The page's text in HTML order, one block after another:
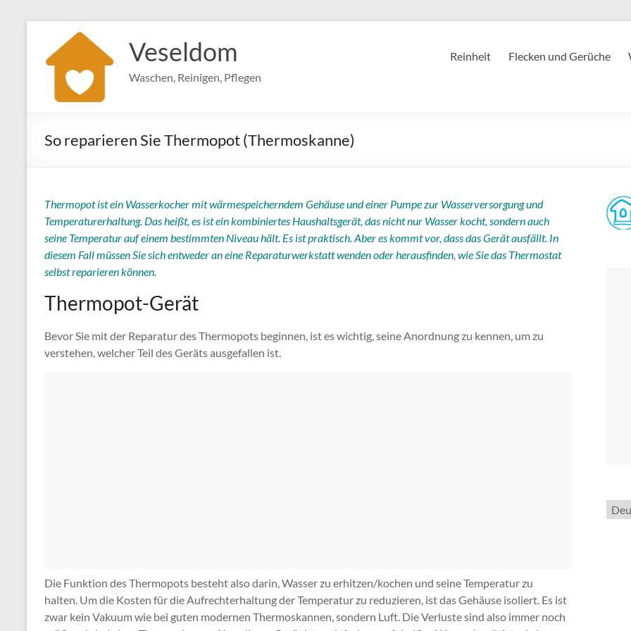
springen
Veseldom
Waschen, Reinigen, Pflegen
Reinheit Flecken und Gerüche
So reparieren Sie Thermopot (Thermoskanne)
Thermopot ist ein Wasserkocher mit wärmespeicherndem Gehäuse und einer Pumpe zur Wasserversorgung und
Temperaturerhaltung. Das heißt, es ist ein kombiniertes Haushaltsgerät, das nicht nur Wasser kocht, sondern auch
seine Temperatur auf einem bestimmten Niveau hält. Es ist praktisch. Aber es kommt vor, dass das Gerät ausfällt. In
diesem Fall müssen Sie sich entweder an eine Reparaturwerkstatt wenden oder herausfinden, wie Sie das Thermostat
selbst reparieren können.
Thermopot-Gerät
Bevor Sie mit der Reparatur des Thermopots beginnen, ist es wichtig, seine Anordnung zu kennen, um zu
verstehen, welcher Teil des Geräts ausgefallen ist.
Die Funktion des Thermopots besteht also darin, Wasser zu erhitzen/kochen und seine Temperatur zu
halten. Um die Kosten für die Aufrechterhaltung der Temperatur zu reduzieren, ist das Gehäuse isoliert. Es ist
zwar kein Vakuum wie bei guten modernen Thermoskannen, sondern Luft. Die Verluste sind also immer noch